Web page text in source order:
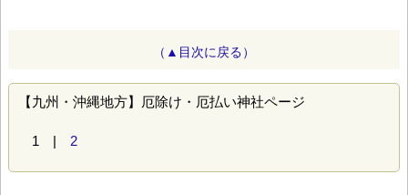
（▲目次に戻る）
【九州・沖縄地方】厄除け・厄払い神社ページ
1 | 2